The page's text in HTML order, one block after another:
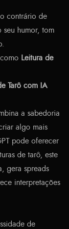
contrário de
seu humor, tom
Leitura de
Tarô com IA
a sabedoria
algo mais
pode oferecer
de tarô, este
gera spreads
interpretações
de